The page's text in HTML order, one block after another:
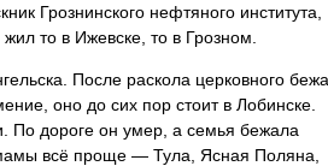
Грознинского нефтяного института,
то в Ижевске, то в Грозном.
После раскола церковного
оно до сих пор стоит в Лобинске.
По дороге он умер, а семья бежала
всё проще — Тула, Ясная Поляна,